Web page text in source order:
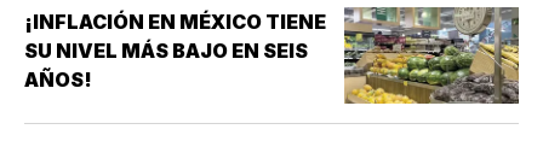
¡INFLACIÓN EN MÉXICO TIENE
SU NIVEL MÁS BAJO EN SEIS
AÑOS!